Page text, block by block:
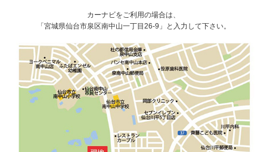
カーナビをご利用の場合は、
「宮城県仙台市泉区南中山一丁目26-9」と入力して下さい。